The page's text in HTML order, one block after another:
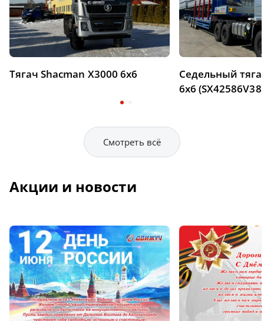
Тягач Shacman X3000 6х6
Седельный
6х6
Смотреть всё
Акции и новости